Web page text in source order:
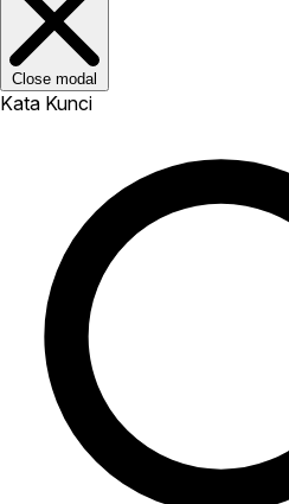
Close modal
Kata Kunci